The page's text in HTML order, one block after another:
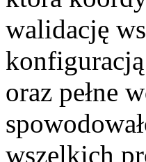
walidację
oraz pełne
wszelkich